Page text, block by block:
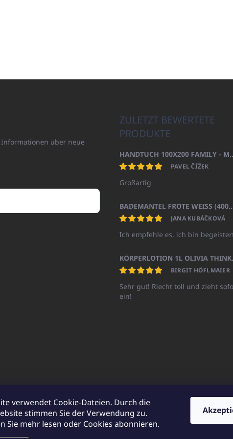
verwendet Cookie-Dateien. Durch die
stimmen Sie der Verwendung zu.
Sie mehr lesen oder Cookies abonnieren.
über neue
ZULETZT BEWERTETE
PRODUKTE
HANDTUCH
PAVEL ČÍŽEK
Großartig
BADEMANTEL
JANA KUBÁČKOVÁ
Ich empfehle es, ich bin
BIRGIT HÖFLMAIER
Sehr gut! Riecht toll und zieht
ein!
UNICATO.at UNICATO.hu